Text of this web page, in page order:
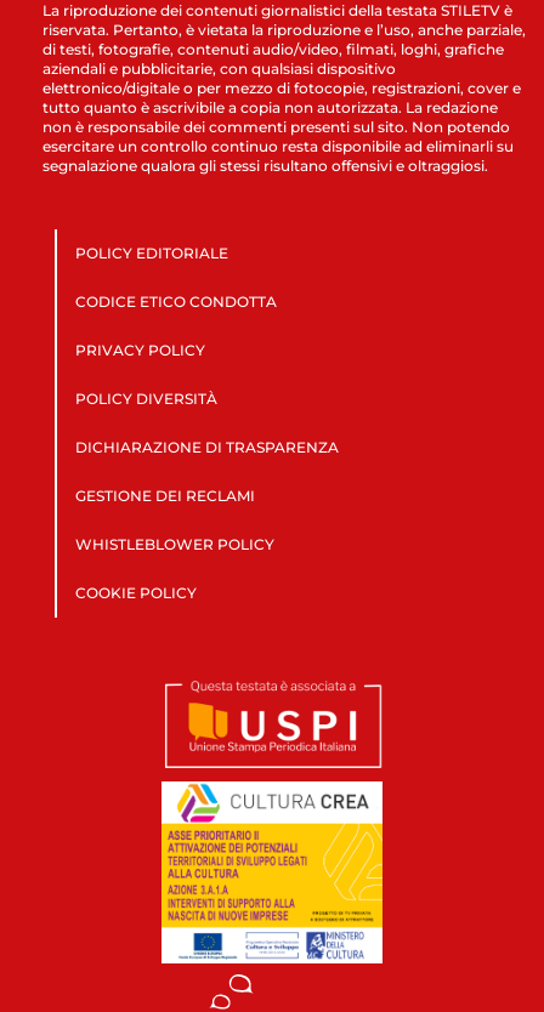
La riproduzione dei contenuti giornalistici della testata STILETV è
riservata. Pertanto, è vietata la riproduzione e l’uso, anche parziale,
di testi, fotografie, contenuti audio/video, filmati, loghi, grafiche
aziendali e pubblicitarie, con qualsiasi dispositivo
elettronico/digitale o per mezzo di fotocopie, registrazioni, cover e
tutto quanto è ascrivibile a copia non autorizzata. La redazione
non è responsabile dei commenti presenti sul sito. Non potendo
esercitare un controllo continuo resta disponibile ad eliminarli su
segnalazione qualora gli stessi risultano offensivi e oltraggiosi.
POLICY EDITORIALE
CODICE ETICO CONDOTTA
PRIVACY POLICY
POLICY DIVERSITÀ
DICHIARAZIONE DI TRASPARENZA
GESTIONE DEI RECLAMI
WHISTLEBLOWER POLICY
COOKIE POLICY